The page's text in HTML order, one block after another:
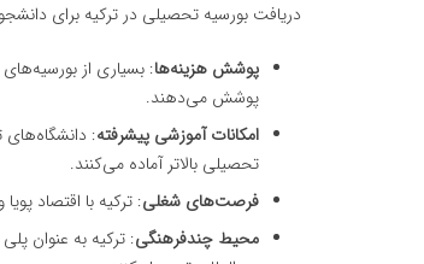
دریافت بورسیه تحصیلی در ترکیه برای
پوشش هزینه‌ها: بسیاری از
پوشش می‌دهند.
امکانات آموزشی پیشرفته: دانشگاه‌های
تحصیلی بالاتر آماده می‌کنند.
فرصت‌های شغلی: ترکیه با اقتصاد
محیط چندفرهنگی: ترکیه به عنوان